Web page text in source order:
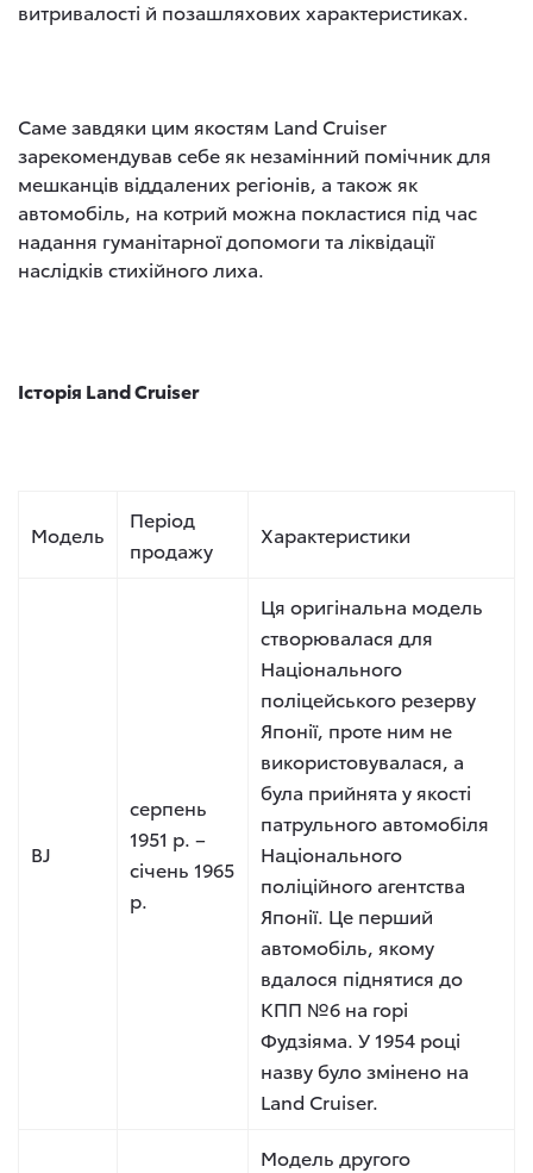
витривалості й позашляхових характеристиках.
Саме завдяки цим якостям Land Cruiser
зарекомендував себе як незамінний помічник для
мешканців віддалених регіонів, а також як
автомобіль, на котрий можна покластися під час
надання гуманітарної допомоги та ліквідації
наслідків стихійного лиха.
Історія Land Cruiser
Модель
Період
продажу
Характеристики
BJ
серпень
1951 р. –
січень 1965
р.
Ця оригінальна модель
створювалася для
Національного
поліцейського резерву
Японії, проте ним не
використовувалася, а
була прийнята у якості
патрульного автомобіля
Національного
поліційного агентства
Японії. Це перший
автомобіль, якому
вдалося піднятися до
КПП №6 на горі
Фудзіяма. У 1954 році
назву було змінено на
Land Cruiser.
Модель другого